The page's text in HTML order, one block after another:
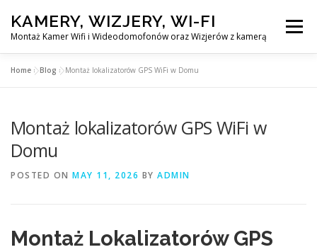
content
KAMERY, WIZJERY, WI-FI
Montaż Kamer Wifi i Wideodomofonów oraz Wizjerów z kamerą
Menu
MONTAŻ WIDEDOMOFONÓW
KONTAKT
PL
Home »Blog »Montaż lokalizatorów GPS WiFi w Domu
Montaż lokalizatorów GPS WiFi w
Domu
POSTED ON MAY 11, 2026 BY ADMIN
Montaż Lokalizatorów GPS